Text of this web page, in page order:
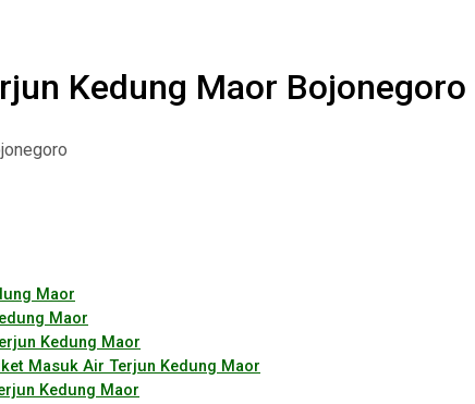
Kedung Maor
Maor
Maor
Kedung Maor
Masuk Air Terjun Kedung Maor
Kedung Maor